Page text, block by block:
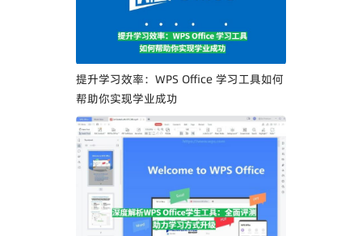
提升学习效率：WPS Office 学习工具如何
帮助你实现学业成功